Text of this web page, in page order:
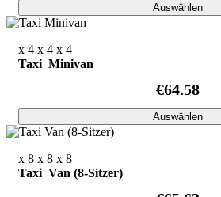
Auswählen
x 4 x 4 x 4
Taxi Minivan
€64.58
Auswählen
x 8 x 8 x 8
Taxi Van (8-Sitzer)